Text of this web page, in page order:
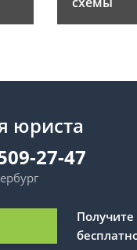
юриста
27-47